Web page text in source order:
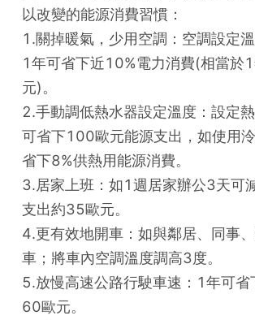
以改變的能源消費習慣：
1.關掉暖氣，少用空調：空調設定
1年可省下近10%電力消費(相當於
元)。
2.手動調低熱水器設定溫度：設定
可省下100歐元能源支出，如使用
省下8%供熱用能源消費。
3.居家上班：如1週居家辦公3天可
支出約35歐元。
4.更有效地開車：如與鄰居、同事
車；將車內空調溫度調高3度。
5.放慢高速公路行駛車速：1年可省
60歐元。